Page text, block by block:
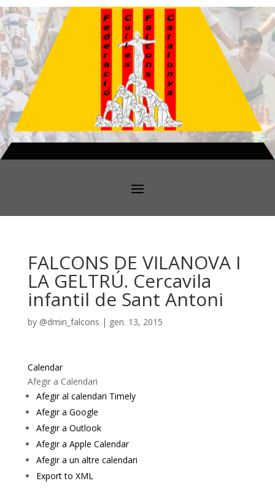
FALCONS DE VILANOVA I
LA GELTRÚ. Cercavila
infantil de Sant Antoni
by @dmin_falcons | gen. 13, 2015
Calendar
Afegir a Calendari
Afegir al calendari Timely
Afegir a Google
Afegir a Outlook
Afegir a Apple Calendar
Afegir a un altre calendari
Export to XML